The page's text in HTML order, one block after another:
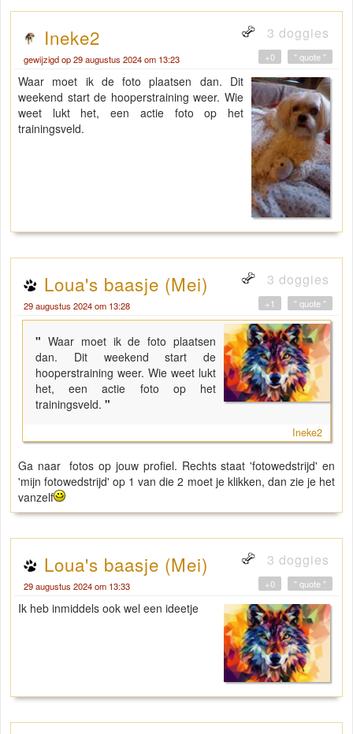
Ineke2 3 doggies
gewijzigd op 29 augustus 2024 om 13:23 " quote "
+0
Waar moet ik de foto plaatsen dan. Dit
weekend start de hooperstraining weer. Wie
weet lukt het, een actie foto op het
trainingsveld.
Loua's baasje (Mei) 3 doggies
29 augustus 2024 om 13:28 " quote "
+1
" Waar moet ik de foto plaatsen
dan. Dit weekend start de
hooperstraining weer. Wie weet lukt
het, een actie foto op het
trainingsveld. "
Ineke2
Ga naar fotos op jouw profiel. Rechts staat 'fotowedstrijd' en
'mijn fotowedstrijd' op 1 van die 2 moet je klikken, dan zie je het
vanzelf
Loua's baasje (Mei) 3 doggies
29 augustus 2024 om 13:33 " quote "
+0
Ik heb inmiddels ook wel een ideetje